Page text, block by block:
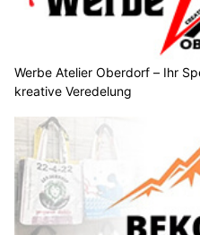
Werbe Atelier Oberdorf – Ihr
kreative Veredelung